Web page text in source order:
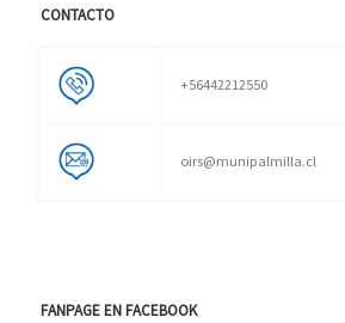
CONTACTO
+56442212550
oirs@munipalmilla.cl
FANPAGE EN FACEBOOK